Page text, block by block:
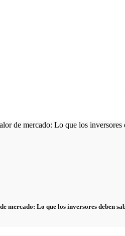
mercado: Lo que los inversores deben